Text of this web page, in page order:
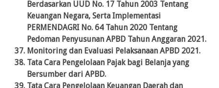
Berdasarkan UUD No. 17 Tahun 2003 Tentang
Keuangan Negara, Serta Implementasi
PERMENDAGRI No. 64 Tahun 2020 Tentang
Pedoman Penyusunan APBD Tahun Anggaran 2021.
Monitoring dan Evaluasi Pelaksanaan APBD 2021.
Tata Cara Pengelolaan Pajak bagi Belanja yang
Bersumber dari APBD.
Tata Cara Pengelolaan Keuangan Daerah dan